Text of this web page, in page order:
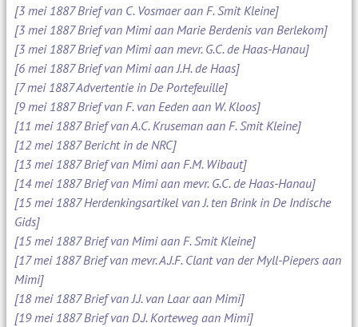
[3 mei 1887 Brief van C. Vosmaer aan F. Smit Kleine]
[3 mei 1887 Brief van Mimi aan Marie Berdenis van Berlekom]
[3 mei 1887 Brief van Mimi aan mevr. G.C. de Haas-Hanau]
[6 mei 1887 Brief van Mimi aan J.H. de Haas]
[7 mei 1887 Advertentie in De Portefeuille]
[9 mei 1887 Brief van F. van Eeden aan W. Kloos]
[11 mei 1887 Brief van A.C. Kruseman aan F. Smit Kleine]
[12 mei 1887 Bericht in de NRC]
[13 mei 1887 Brief van Mimi aan F.M. Wibaut]
[14 mei 1887 Brief van Mimi aan mevr. G.C. de Haas-Hanau]
[15 mei 1887 Herdenkingsartikel van J. ten Brink in De Indische
Gids]
[15 mei 1887 Brief van Mimi aan F. Smit Kleine]
[17 mei 1887 Brief van mevr. A.J.F. Clant van der Myll-Piepers aan
Mimi]
[18 mei 1887 Brief van J.J. van Laar aan Mimi]
[19 mei 1887 Brief van D.J. Korteweg aan Mimi]